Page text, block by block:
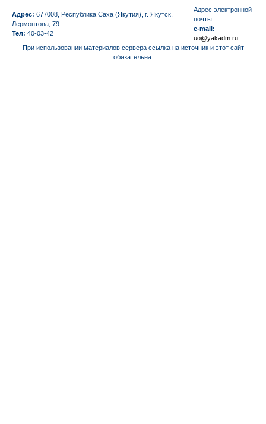
Адрес: 677008, Республика Саха (Якутия), г. Якутск,
Лермонтова, 79
Тел: 40-03-42
Aдрес электронной
почты
e-mail:
uo@yakadm.ru
При использовании материалов сервера ссылка на источник и этот сайт
обязательна.